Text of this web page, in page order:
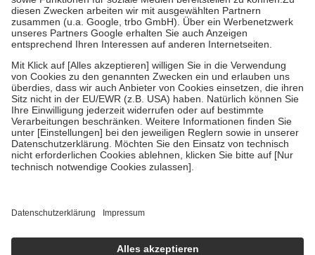
Zuzahlung zehn Prozent der Kosten sowie zehn Euro je
Verordnung.
Um das Engagement der Versicherten für ihre eigene Gesundheit zu
stärken und die besondere Stellung der Familie zu unterstützen,
fallenkeine Zuzahlungenan bei:
• Kindern und Jugendlichen bis zum vollendeten 18. Lebensjahr
mit Ausnahme der Fahrkosten
• Untersuchungen zur Vorsorge und Früherkennung, die von der
GKV getragen werden
• empfohlenen Schutzimpfungen
• Harn- und Blutteststreifen
getroffen, um sicherzustellen, dass es sich um echte Bewertungen
https://help.etrusted.com/hc/de/articles/4419944605341